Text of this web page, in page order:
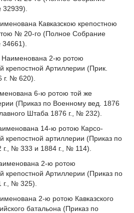
Кавказскою крепостною
№ 20-го (Полное Собрание
Наименована 2-ю ротою
крепостной Артиллерии (Прик.
г. № 620).
6-ю ротою той же
(Приказ по Военному вед. 1876
Штаба 1876 г., № 232).
14-ю ротою Карсо-
крепостной артиллерии (Приказ по
г., № 333 и 1884 г., № 114).
2-ю ротою
крепостной Артиллерии (Приказ по
г., № 325).
2-ю ротою Кавказского
батальона (Приказ по